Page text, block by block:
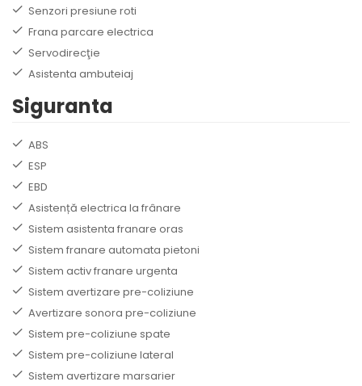
Senzori presiune roti
Frana parcare electrica
Servodirecţie
Asistenta ambuteiaj
Siguranta
ABS
ESP
EBD
Asistență electrica la frânare
Sistem asistenta franare oras
Sistem franare automata pietoni
Sistem activ franare urgenta
Sistem avertizare pre-coliziune
Avertizare sonora pre-coliziune
Sistem pre-coliziune spate
Sistem pre-coliziune lateral
Sistem avertizare marsarier